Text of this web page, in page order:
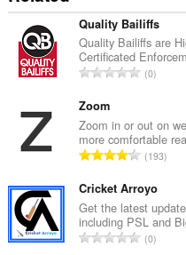
Quality Bailiffs
Quality Bailiffs are
Certificated
評
総
数
：
0
Zoom
Zoom in or out on
more comfortable
評
の
総
数
：
193
Cricket Arroyo
Get the latest
including PSL and
評
0